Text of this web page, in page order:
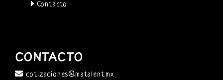
Contacto
CONTACTO
cotizaciones@matalent.mx